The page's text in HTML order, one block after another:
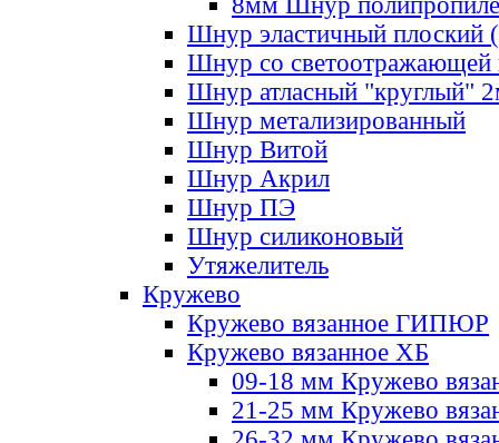
Шнур эластичный плоский
Шнур со светоотражающей
Шнур атласный "круглый"
Шнур метализированный
Шнур Витой
Шнур Акрил
Шнур ПЭ
Шнур силиконовый
Утяжелитель
Кружево
Кружево вязанное ГИПЮР
Кружево вязанное ХБ
09-18 мм Кружево
21-25 мм Кружево